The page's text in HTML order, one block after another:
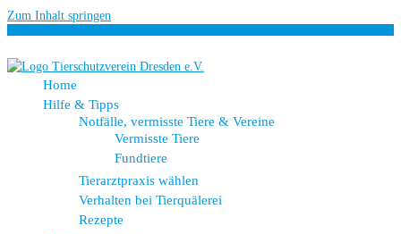
Zum Inhalt springen
Home
Hilfe & Tipps
Notfälle, vermisste Tiere & Vereine
Vermisste Tiere
Fundtiere
Tierarztpraxis wählen
Verhalten bei Tierquälerei
Rezepte